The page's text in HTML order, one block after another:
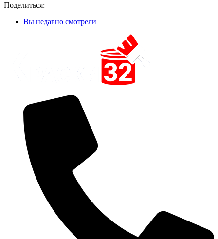
Поделиться:
Вы недавно смотрели